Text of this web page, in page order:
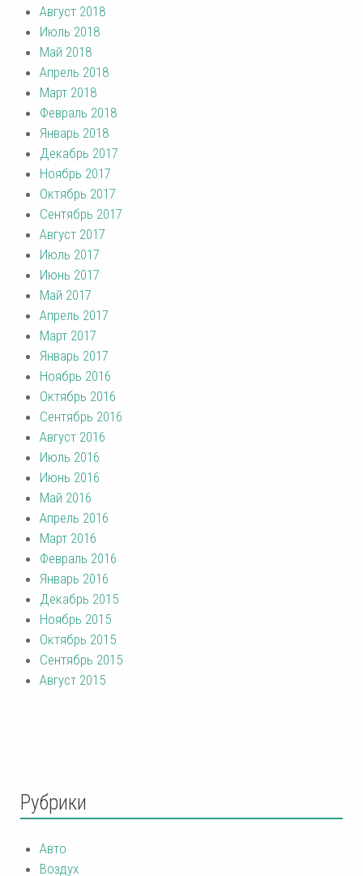
Август 2018
Июль 2018
Май 2018
Апрель 2018
Март 2018
Февраль 2018
Январь 2018
Декабрь 2017
Ноябрь 2017
Октябрь 2017
Сентябрь 2017
Август 2017
Июль 2017
Июнь 2017
Май 2017
Апрель 2017
Март 2017
Январь 2017
Ноябрь 2016
Октябрь 2016
Сентябрь 2016
Август 2016
Июль 2016
Июнь 2016
Май 2016
Апрель 2016
Март 2016
Февраль 2016
Январь 2016
Декабрь 2015
Ноябрь 2015
Октябрь 2015
Сентябрь 2015
Август 2015
Рубрики
Авто
Воздух